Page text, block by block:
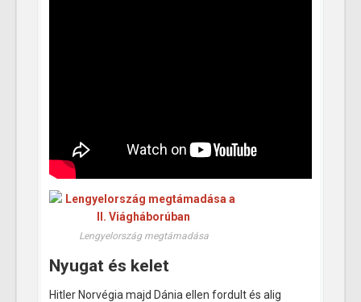
Lengyelország megtámadása
Nyugat és kelet
Hitler Norvégia majd Dánia ellen fordult és alig